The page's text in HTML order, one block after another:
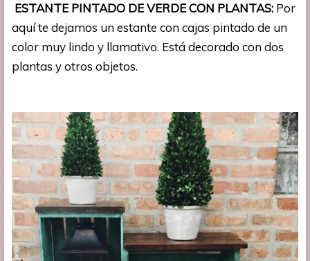
ESTANTE PINTADO DE VERDE CON PLANTAS: Por
aquí te dejamos un estante con cajas pintado de un
color muy lindo y llamativo. Está decorado con dos
plantas y otros objetos.